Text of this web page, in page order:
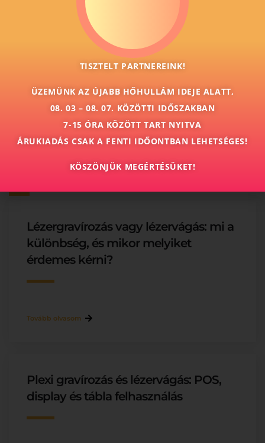
Miben lehetünk a segítségére?
Vegye fel velünk a kapcsolatot, és mi biztosan
megtaláljuk az önnek leginkább megfelelő
nyomdai megoldásokat.
ugyfelszolgalat@colornyomda.hu
További cikkeink
Lézergravírozás vagy lézervágás: mi a
különbség, és mikor melyiket
érdemes kérni?
Tovább olvasom
Plexi gravírozás és lézervágás: POS,
display és tábla felhasználás
TISZTELT PARTNEREINK!
ÜZEMÜNK AZ ÚJABB HŐHULLÁM IDEJE ALATT,
08. 03 – 08. 07. KÖZÖTTI IDŐSZAKBAN
7-15 ÓRA KÖZÖTT TART NYITVA
ÁRUKIADÁS CSAK A FENTI IDŐONTBAN LEHETSÉGES!
KÖSZÖNJÜK MEGÉRTÉSÜKET!